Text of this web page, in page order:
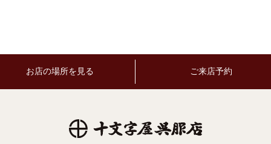
お店の場所を見る ご来店予約